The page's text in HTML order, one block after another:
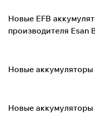
Новые EFB
производителя Esan
Новые
Новые аккумуляторы